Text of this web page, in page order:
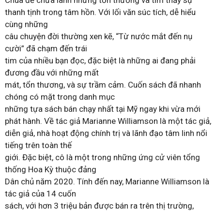
thanh tịnh trong tâm hồn. Với lối văn súc tích, dễ hiểu
cùng những
câu chuyện đời thường xen kẽ, “Từ nước mắt đến nụ
cười” đã chạm đến trái
tim của nhiều bạn đọc, đặc biệt là những ai đang phải
đương đầu với những mất
mát, tổn thương, và sự trầm cảm. Cuốn sách đã nhanh
chóng có mặt trong danh mục
những tựa sách bán chạy nhất tại Mỹ ngay khi vừa mới
phát hành. Về tác giả Marianne Williamson là một tác giả,
diễn giả, nhà hoạt động chính trị và lãnh đạo tâm linh nổi
tiếng trên toàn thế
giới. Đặc biệt, cô là một trong những ứng cử viên tổng
thống Hoa Kỳ thuộc đảng
Dân chủ năm 2020. Tính đến nay, Marianne Williamson là
tác giả của 14 cuốn
sách, với hơn 3 triệu bản được bán ra trên thị trường,